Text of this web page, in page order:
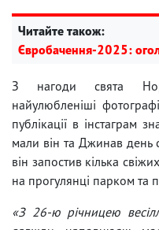
Читайте також:
Євробачення-2025:
З нагоди свята
найулюбленіші
публікації в інстаграм
мали він та Джинав день
він запостив кілька
на прогулянці парком та
«З 26-ю річницею